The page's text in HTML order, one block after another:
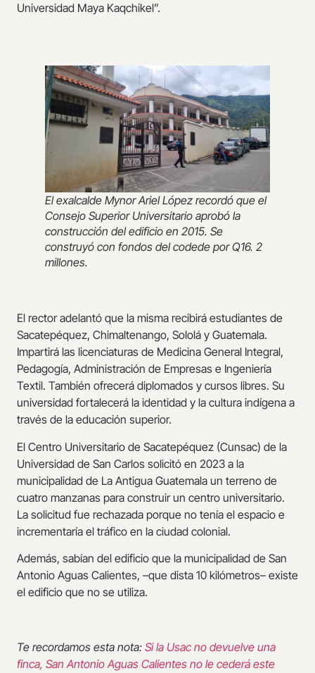
Universidad Maya Kaqchikel”.
El exalcalde Mynor Ariel López recordó que el
Consejo Superior Universitario aprobó la
construcción del edificio en 2015. Se
construyó con fondos del codede por Q16. 2
millones.
El rector adelantó que la misma recibirá estudiantes de
Sacatepéquez, Chimaltenango, Sololá y Guatemala.
Impartirá las licenciaturas de Medicina General Integral,
Pedagogía, Administración de Empresas e Ingeniería
Textil. También ofrecerá diplomados y cursos libres. Su
universidad fortalecerá la identidad y la cultura indígena a
través de la educación superior.
El Centro Universitario de Sacatepéquez (Cunsac) de la
Universidad de San Carlos solicitó en 2023 a la
municipalidad de La Antigua Guatemala un terreno de
cuatro manzanas para construir un centro universitario.
La solicitud fue rechazada porque no tenía el espacio e
incrementaría el tráfico en la ciudad colonial.
Además, sabían del edificio que la municipalidad de San
Antonio Aguas Calientes, –que dista 10 kilómetros– existe
el edificio que no se utiliza.
Te recordamos esta nota: Si la Usac no devuelve una
finca, San Antonio Aguas Calientes no le cederá este